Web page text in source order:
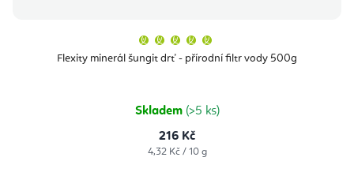
Flexity minerál šungit drť - přírodní filtr vody 500g
produktu
je
hvězdiček.
Skladem (>5 ks)
216 Kč
Měrná
4,32 Kč / 10 g